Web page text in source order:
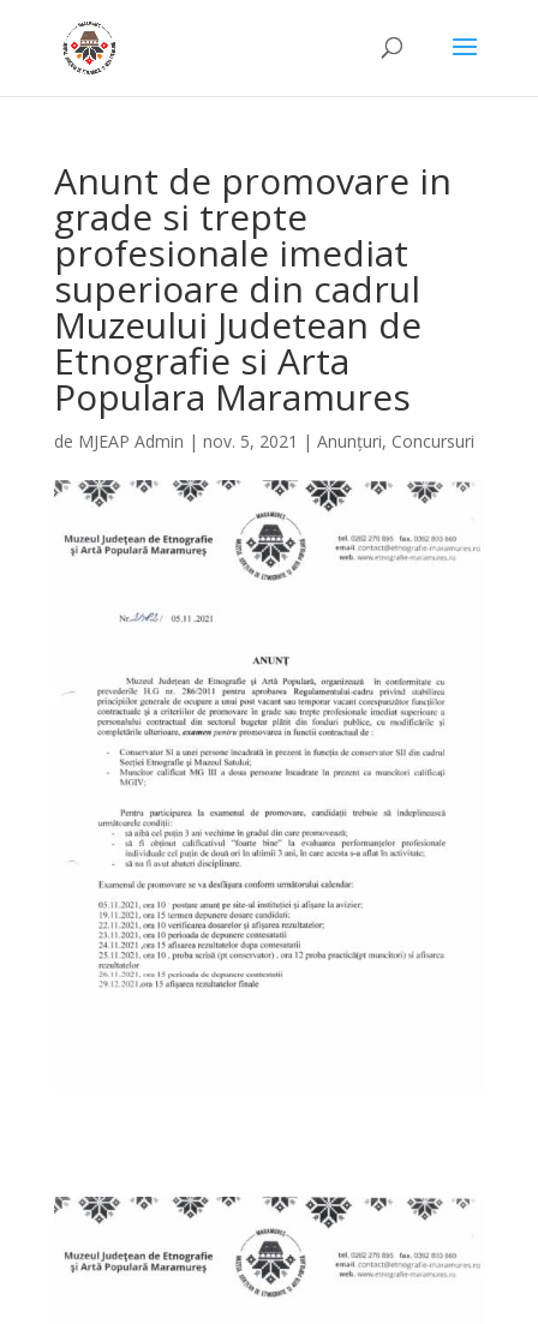
Anunt de promovare in
grade si trepte
profesionale imediat
superioare din cadrul
Muzeului Judetean de
Etnografie si Arta
Populara Maramures
de MJEAP Admin | nov. 5, 2021 | Anunțuri, Concursuri